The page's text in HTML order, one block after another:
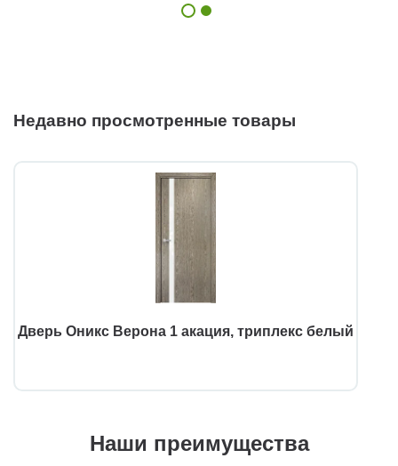
Недавно просмотренные товары
Дверь Оникс Верона 1 акация, триплекс белый
Наши преимущества